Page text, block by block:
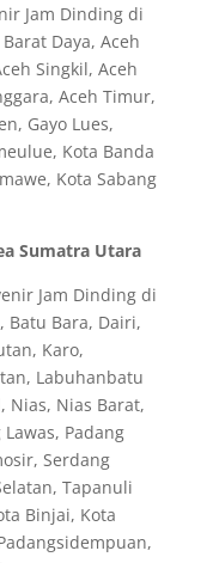
Jam Dinding di
Daya, Aceh
Singkil, Aceh
Aceh Timur,
Gayo Lues,
Kota Banda
Kota Sabang
Sumatra Utara
Jam Dinding di
Batu Bara, Dairi,
Karo,
Labuhanbatu
Nias, Nias Barat,
Padang
Serdang
Tapanuli
Binjai, Kota